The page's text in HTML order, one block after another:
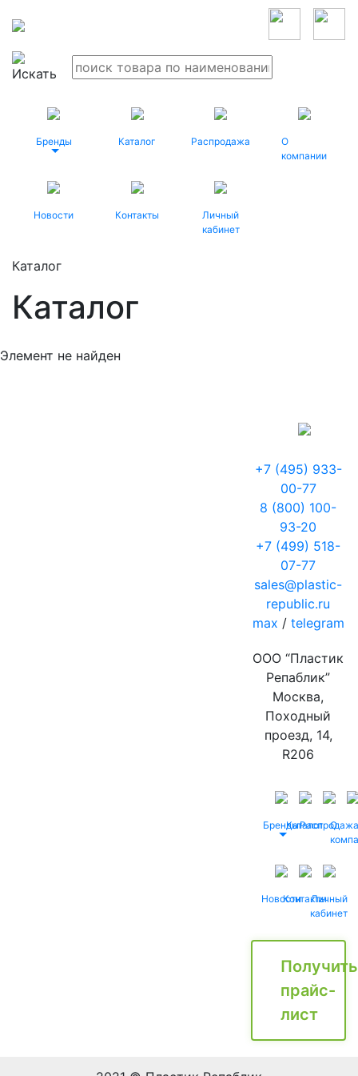
Бренды Каталог Распродажа
О
компании
Новости Контакты
Личный
кабинет
Каталог
Каталог
Элемент не найден
+7 (495) 933-
00-77
8 (800) 100-
93-20
+7 (499) 518-
07-77
sales@plastic-
republic.ru
max / telegram
ООО “Пластик
Репаблик”
Москва,
Походный
проезд, 14,
R206
БрендыКаталог
Распродажа
О
НовостиКонтактыЛичный
кабинет
Получить
прайс-
лист